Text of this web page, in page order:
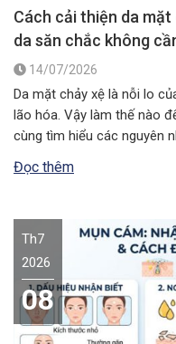
Cách cải thiện da
da săn chắc không
14/07/2026
Da mặt chảy xệ là nỗi lo
lão hóa. Vậy làm thế nào
cùng tìm hiểu các nguyên
Đọc thêm
Th7
2026
08